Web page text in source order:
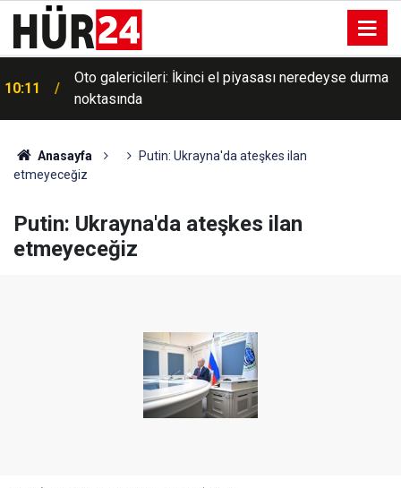
10:11
Oto galericileri: İkinci el piyasası neredeyse durma
noktasında
Anasayfa
Putin: Ukrayna'da ateşkes ilan
etmeyeceğiz
Putin: Ukrayna'da ateşkes ilan
etmeyeceğiz